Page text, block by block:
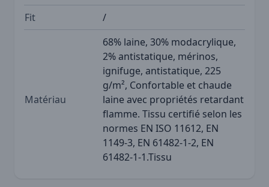
Fit
/
Matériau
68% laine, 30% modacrylique,
2% antistatique, mérinos,
ignifuge, antistatique, 225
g/m², Confortable et chaude
laine avec propriétés retardant
flamme. Tissu certifié selon les
normes EN ISO 11612, EN
1149-3, EN 61482-1-2, EN
61482-1-1.Tissu